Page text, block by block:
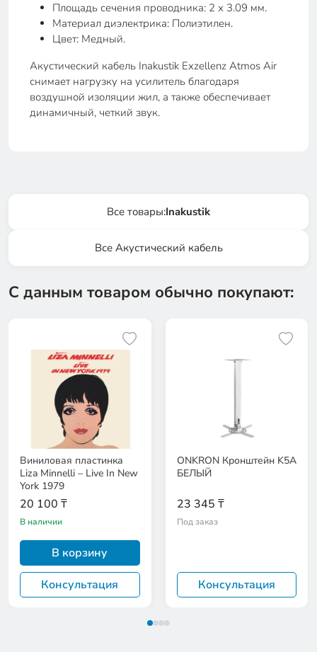
Площадь сечения проводника: 2 х 3.09 мм.
Материал диэлектрика: Полиэтилен.
Цвет: Медный.
Акустический кабель Inakustik Exzellenz Atmos Air
снимает нагрузку на усилитель благодаря
воздушной изоляции жил, а также обеспечивает
динамичный, четкий звук.
Все товары:Inakustik
Все Акустический кабель
С данным товаром обычно покупают:
Виниловая пластинка
Liza Minnelli – Live In New
York 1979
20 100 ₸
В наличии
В корзину
Консультация
ONKRON Кронштейн K5A
БЕЛЫЙ
23 345 ₸
Под заказ
Консультация